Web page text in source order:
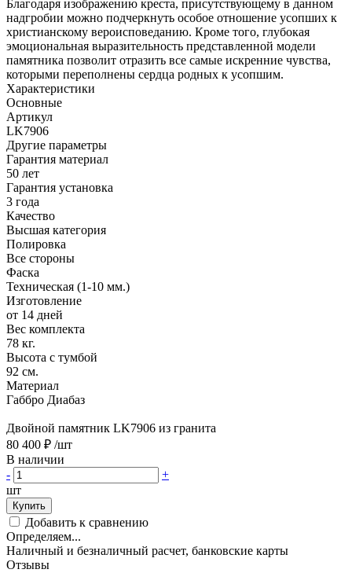
Благодаря изображению креста, присутствующему в данном
надгробии можно подчеркнуть особое отношение усопших к
христианскому вероисповеданию. Кроме того, глубокая
эмоциональная выразительность представленной модели
памятника позволит отразить все самые искренние чувства,
которыми переполнены сердца родных к усопшим.
Характеристики
Основные
Артикул
LK7906
Другие параметры
Гарантия материал
50 лет
Гарантия установка
3 года
Качество
Высшая категория
Полировка
Все стороны
Фаска
Техническая (1-10 мм.)
Изготовление
от 14 дней
Вес комплекта
78 кг.
Высота с тумбой
92 см.
Материал
Габбро Диабаз
Двойной памятник LK7906 из гранита
80 400 ₽ /шт
В наличии
-
+
шт
Купить
Добавить к сравнению
Определяем...
Наличный и безналичный расчет, банковские карты
Отзывы